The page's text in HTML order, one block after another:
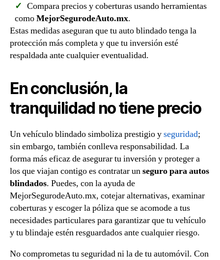
Compara precios y coberturas usando herramientas
comoMejorSegurodeAuto.mx.
Estas medidas aseguran que tu auto blindado tenga la
protección más completa y que tu inversión esté
respaldada ante cualquier eventualidad.
En conclusión, la
tranquilidad no tiene precio
Un vehículo blindado simboliza prestigio yseguridad;
sin embargo, también conlleva responsabilidad. La
forma más eficaz de asegurar tu inversión y proteger a
los que viajan contigo es contratar unseguro para autos
blindados. Puedes, con la ayuda de
MejorSegurodeAuto.mx, cotejar alternativas, examinar
coberturas y escoger la póliza que se acomode a tus
necesidades particulares para garantizar que tu vehículo
y tu blindaje estén resguardados ante cualquier riesgo.
No comprometas tu seguridad ni la de tu automóvil. Con